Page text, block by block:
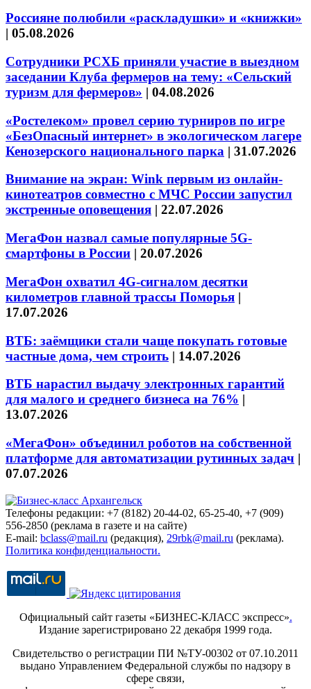
Россияне полюбили «раскладушки» и «книжки»
| 05.08.2026
Сотрудники РСХБ приняли участие в выездном
заседании Клуба фермеров на тему: «Сельский
туризм для фермеров» | 04.08.2026
«Ростелеком» провел серию турниров по игре
«БезОпасный интернет» в экологическом лагере
Кенозерского национального парка | 31.07.2026
Внимание на экран: Wink первым из онлайн-
кинотеатров совместно с МЧС России запустил
экстренные оповещения | 22.07.2026
МегаФон назвал самые популярные 5G-
смартфоны в России | 20.07.2026
МегаФон охватил 4G-сигналом десятки
километров главной трассы Поморья |
17.07.2026
ВТБ: заёмщики стали чаще покупать готовые
частные дома, чем строить | 14.07.2026
ВТБ нарастил выдачу электронных гарантий
для малого и среднего бизнеса на 76% |
13.07.2026
«МегаФон» объединил роботов на собственной
платформе для автоматизации рутинных задач |
07.07.2026
Телефоны редакции: +7 (8182) 20-44-02, 65-25-40, +7 (909)
556-2850 (реклама в газете и на сайте)
E-mail: bclass@mail.ru (редакция), 29rbk@mail.ru (реклама).
Политика конфиденциальности.
Официальный сайт газеты «БИЗНЕС-КЛАСС экспресс».
Издание зарегистрировано 22 декабря 1999 года.
Свидетельство о регистрации ПИ №ТУ-00302 от 07.10.2011
выдано Управлением Федеральной службы по надзору в
сфере связи,